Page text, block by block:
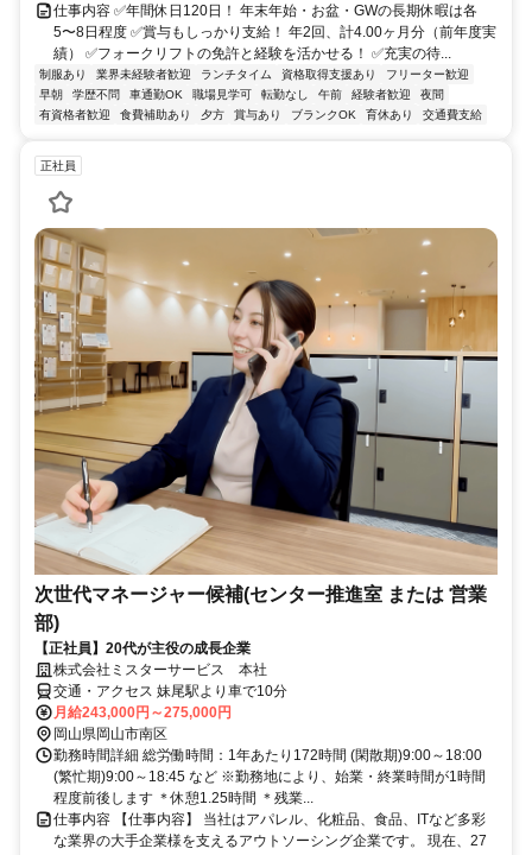
仕事内容 ✅年間休日120日！ 年末年始・お盆・GWの長期休暇は各
5〜8日程度 ✅賞与もしっかり支給！ 年2回、計4.00ヶ月分（前年度実
績） ✅フォークリフトの免許と経験を活かせる！ ✅充実の待...
制服あり 業界未経験者歓迎 ランチタイム 資格取得支援あり
フリーター歓迎
早朝
学歴不問 車通勤OK 職場見学可 転勤なし 午前 経験者歓迎
夜間
有資格者歓迎
食費補助あり 夕方 賞与あり ブランクOK 育休あり 交通費支給
正社員
次世代マネージャー候補(センター推進室 または 営業
部)
【正社員】20代が主役の成長企業
株式会社ミスターサービス 本社
交通・アクセス 妹尾駅より車で10分
月給243,000円～275,000円
岡山県岡山市南区
勤務時間詳細 総労働時間：1年あたり172時間 (閑散期)9:00～18:00
(繁忙期)9:00～18:45 など ※勤務地により、始業・終業時間が1時間
程度前後します ＊休憩1.25時間 ＊残業...
仕事内容 【仕事内容】 当社はアパレル、化粧品、食品、ITなど多彩
な業界の大手企業様を支えるアウトソーシング企業です。 現在、27